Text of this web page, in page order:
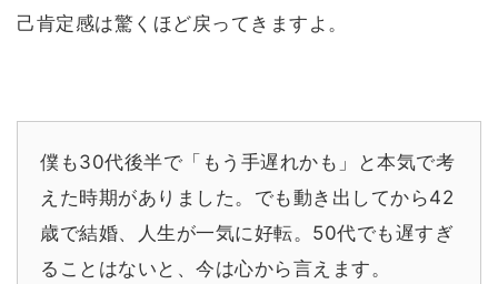
己肯定感は驚くほど戻ってきますよ。
僕も30代後半で「もう手遅れかも」と本気で考
えた時期がありました。でも動き出してから42
歳で結婚、人生が一気に好転。50代でも遅すぎ
ることはないと、今は心から言えます。